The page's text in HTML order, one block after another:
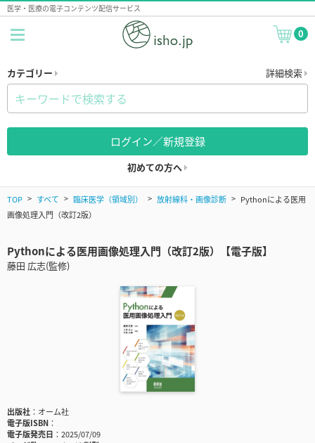
医学・医療の電子コンテンツ配信サービス
0
カテゴリー 詳細検索
ログイン／新規登録
初めての方へ
TOP すべて 臨床医学（領域別） 放射線科・画像診断
Pythonによる医用
画像処理入門（改訂2版）
Pythonによる医用画像処理入門（改訂2版）【電子版】
藤田 広志(監修)
出版社
オーム社
電子版ISBN
電子版発売日
2025/07/09